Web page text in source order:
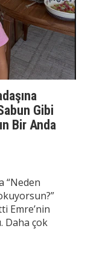
Gibi
Bir Anda
“Neden
Emre’nin
Daha çok